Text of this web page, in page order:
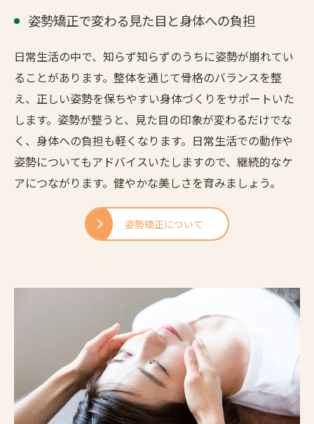
姿勢矯正で変わる見た目と身体への負担
日常生活の中で、知らず知らずのうちに姿勢が崩れてい
ることがあります。整体を通じて骨格のバランスを整
え、正しい姿勢を保ちやすい身体づくりをサポートいた
します。姿勢が整うと、見た目の印象が変わるだけでな
く、身体への負担も軽くなります。日常生活での動作や
姿勢についてもアドバイスいたしますので、継続的なケ
アにつながります。健やかな美しさを育みましょう。
姿勢矯正について